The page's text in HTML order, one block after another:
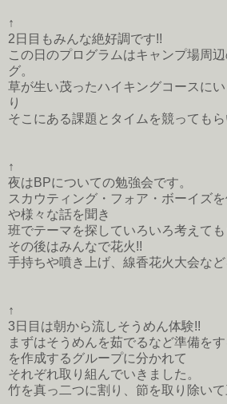
↑
2日目もみんな絶好調です!!
この日のプログラムはキャンプ場周
グ。
草が生い茂ったハイキングコースに
り
そこにある課題とタイムを競ってもら
↑
夜はBPについての勉強会です。
スカウティング・フォア・ボーイズ
や様々な話を聞き
班でテーマを探していろいろ考えても
その後はみんなで花火!!
手持ちや噴き上げ、線香花火大会など
↑
3日目は朝から流しそうめん体験!!
まずはそうめんを茹でるなど準備を
を作成するグループに分かれて
それぞれ取り組んでいきました。
竹を真っ二つに割り、節を取り除いて